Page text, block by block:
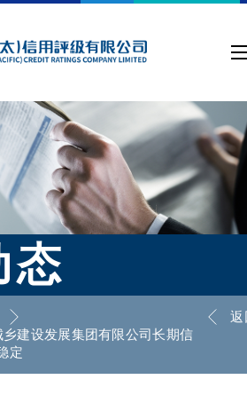
态
建设发展集团有限公司长期信
定